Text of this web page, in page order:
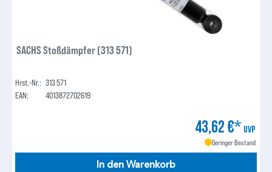
SACHS Stoßdämpfer (313 571)
Hrst.-Nr.: 313 571
EAN:
4013872702619
43,62 €* UVP
Geringer Bestand
In den Warenkorb